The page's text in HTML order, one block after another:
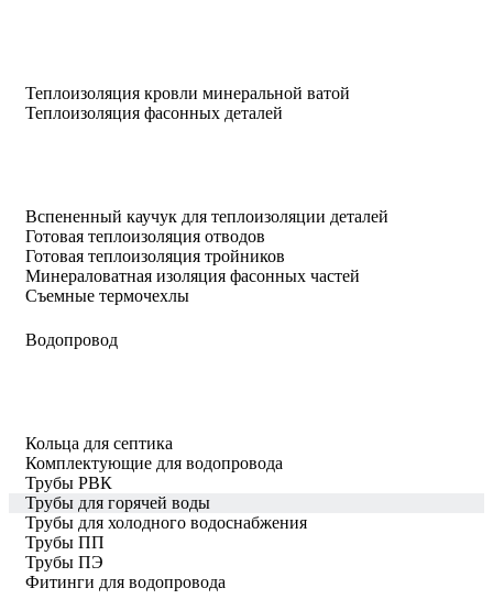
Теплоизоляция кровли минеральной ватой
Теплоизоляция фасонных деталей
Вспененный каучук для теплоизоляции деталей
Готовая теплоизоляция отводов
Готовая теплоизоляция тройников
Минераловатная изоляция фасонных частей
Съемные термочехлы
Водопровод
Кольца для септика
Комплектующие для водопровода
Трубы РВК
Трубы для горячей воды
Трубы для холодного водоснабжения
Трубы ПП
Трубы ПЭ
Фитинги для водопровода